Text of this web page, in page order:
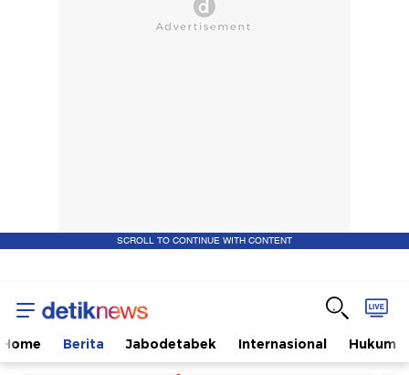
SCROLL TO CONTINUE WITH CONTENT
Home Berita Jabodetabek Internasional Hukum